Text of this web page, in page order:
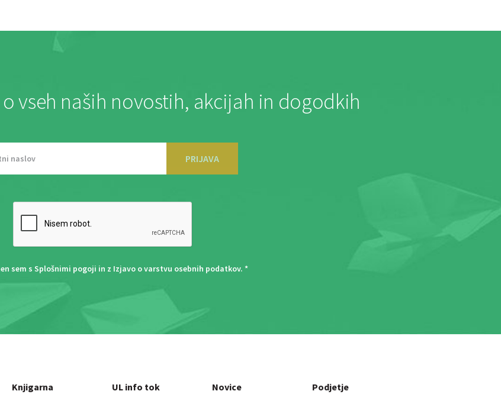
o vseh naših novostih, akcijah in dogodkih
PRIJAVA
sem s Splošnimi pogoji in z Izjavo o varstvu osebnih podatkov. *
Knjigarna UL info tok Novice Podjetje